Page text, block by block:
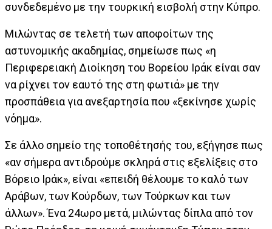
συνδεδεμένο με την τουρκική εισβολή στην Κύπρο.
Μιλώντας σε τελετή των αποφοίτων της
αστυνομικής ακαδημίας, σημείωσε πως «η
Περιφερειακή Διοίκηση του Βορείου Ιράκ είναι σαν
να ρίχνει τον εαυτό της στη φωτιά» με την
προσπάθεια για ανεξαρτησία που «ξεκίνησε χωρίς
νόημα».
Σε άλλο σημείο της τοποθέτησής του, εξήγησε πως
«αν σήμερα αντιδρούμε σκληρά στις εξελίξεις στο
Βόρειο Ιράκ», είναι «επειδή θέλουμε το καλό των
Αράβων, των Κούρδων, των Τούρκων και των
άλλων». Ένα 24ωρο μετά, μιλώντας δίπλα από τον